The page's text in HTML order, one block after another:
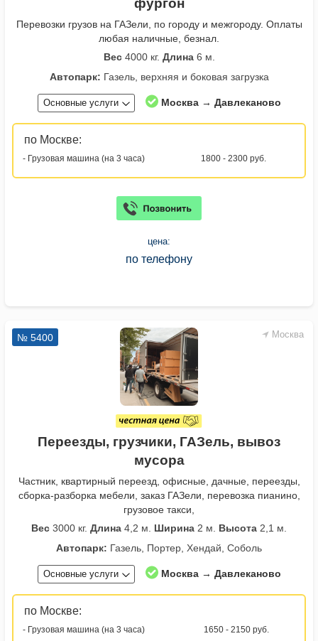
Перевозки грузов на ГАЗели, по городу и межгороду. Оплаты
любая наличные, безнал.
Вес4000 кг. Длина6 м.
Автопарк: Газель, верхняя и боковая загрузка
Основные услуги Москва → Давлеканово
по Москве:
- Грузовая машина (на 3 часа) 1800 - 2300 руб.
цена:
по телефону
Москва
№ 5400
Переезды, грузчики, ГАЗель, вывоз
мусора
Частник, квартирный переезд, офисные, дачные, переезды,
сборка-разборка мебели, заказ ГАЗели, перевозка пианино,
грузовое такси,
Вес 3000 кг. Длина 4,2 м. Ширина 2 м. Высота 2,1 м.
Автопарк: Газель, Портер, Хендай, Соболь
Основные услуги Москва → Давлеканово
по Москве:
- Грузовая машина (на 3 часа)
1650 - 2150 руб.